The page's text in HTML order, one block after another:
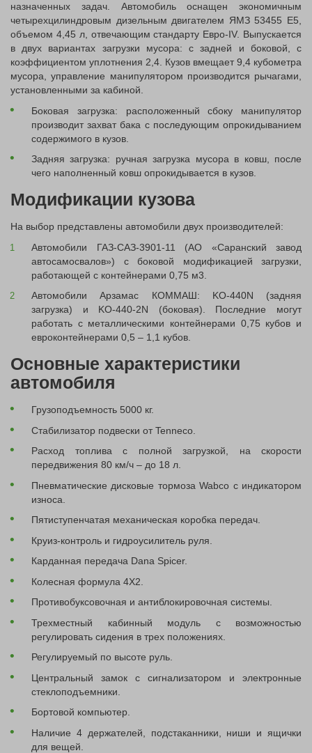
назначенных задач. Автомобиль оснащен экономичным
четырехцилиндровым дизельным двигателем ЯМЗ 53455 Е5,
объемом 4,45 л, отвечающим стандарту Евро-IV. Выпускается
в двух вариантах загрузки мусора: с задней и боковой, с
коэффициентом уплотнения 2,4. Кузов вмещает 9,4 кубометра
мусора, управление манипулятором производится рычагами,
установленными за кабиной.
Боковая загрузка: расположенный сбоку манипулятор
производит захват бака с последующим опрокидыванием
содержимого в кузов.
Задняя загрузка: ручная загрузка мусора в ковш, после
чего наполненный ковш опрокидывается в кузов.
Модификации кузова
На выбор представлены автомобили двух производителей:
Автомобили ГАЗ-САЗ-3901-11 (АО «Саранский завод
автосамосвалов») с боковой модификацией загрузки,
работающей с контейнерами 0,75 м3.
Автомобили Арзамас КОММАШ: KO-440N (задняя
загрузка) и KO-440-2N (боковая). Последние могут
работать с металлическими контейнерами 0,75 кубов и
евроконтейнерами 0,5 – 1,1 кубов.
Основные характеристики
автомобиля
Грузоподъемность 5000 кг.
Стабилизатор подвески от Tenneco.
Расход топлива с полной загрузкой, на скорости
передвижения 80 км/ч – до 18 л.
Пневматические дисковые тормоза Wabco с индикатором
износа.
Пятиступенчатая механическая коробка передач.
Круиз-контроль и гидроусилитель руля.
Карданная передача Dana Spicer.
Колесная формула 4Х2.
Противобуксовочная и антиблокировочная системы.
Трехместный кабинный модуль с возможностью
регулировать сидения в трех положениях.
Регулируемый по высоте руль.
Центральный замок с сигнализатором и электронные
стеклоподъемники.
Бортовой компьютер.
Наличие 4 держателей, подстаканники, ниши и ящички
для вещей.